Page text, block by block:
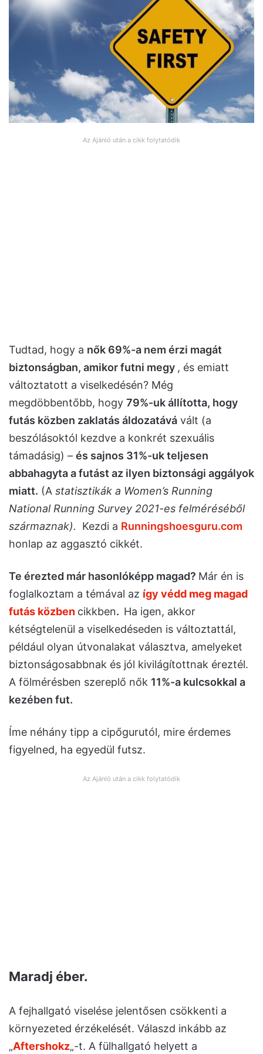
Az Ajánló után a cikk folytatódik
Tudtad, hogy a nők 69%-a nem érzi magát
biztonságban, amikor futni megy , és emiatt
változtatott a viselkedésén? Még
megdöbbentőbb, hogy 79%-uk állította, hogy
futás közben zaklatás áldozatává vált (a
beszólásoktól kezdve a konkrét szexuális
támadásig) – és sajnos 31%-uk teljesen
abbahagyta a futást az ilyen biztonsági aggályok
miatt. (A statisztikák a Women’s Running
National Running Survey 2021-es felméréséből
származnak).
Kezdi a Runningshoesguru.com
honlap az aggasztó cikkét.
Te érezted már hasonlóképp magad? Már én is
foglalkoztam a témával az így védd meg magad
futás közben cikkben. Ha igen, akkor
kétségtelenül a viselkedéseden is változtattál,
például olyan útvonalakat választva, amelyeket
biztonságosabbnak és jól kivilágítottnak éreztél.
A fölmérésben szereplő nők 11%-a kulcsokkal a
kezében fut.
Íme néhány tipp a cipőgurutól, mire érdemes
figyelned, ha egyedül futsz.
Az Ajánló után a cikk folytatódik
Maradj éber.
A fejhallgató viselése jelentősen csökkenti a
környezeted érzékelését. Válaszd inkább az
„Aftershokz„-t. A fülhallgató helyett a